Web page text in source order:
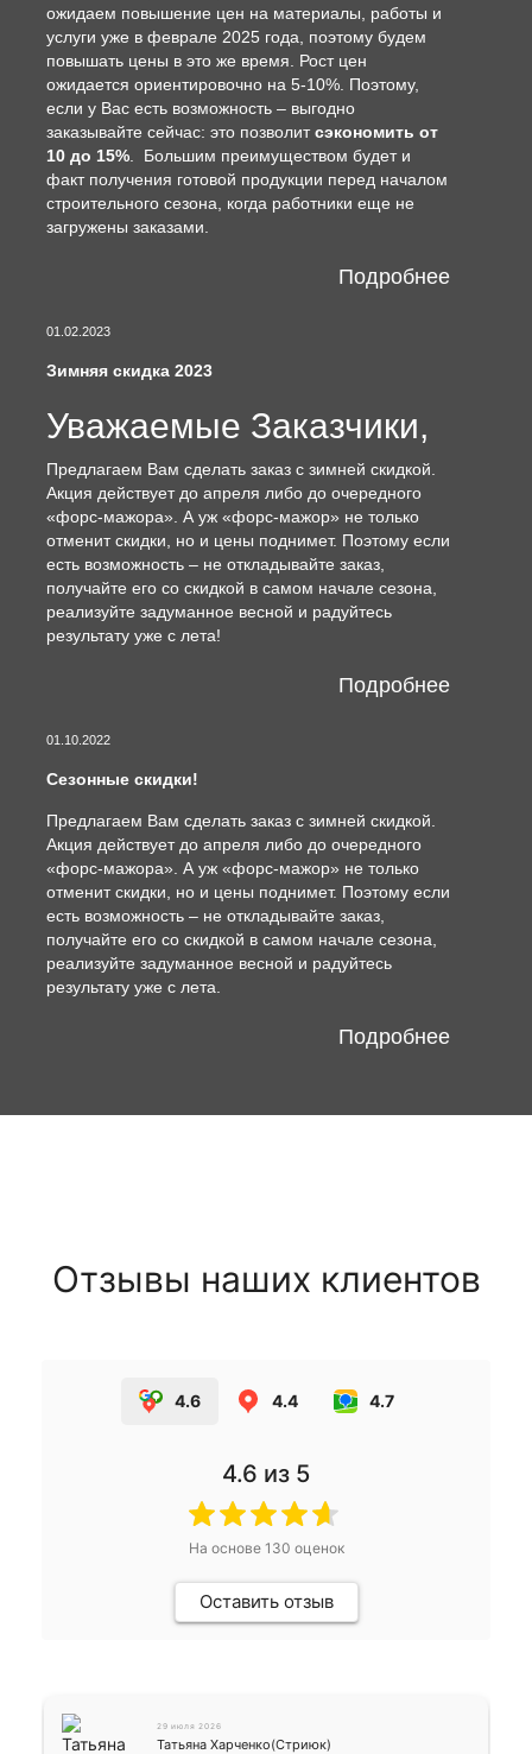
ожидаем повышение цен на материалы, работы и
услуги уже в феврале 2025 года, поэтому будем
повышать цены в это же время. Рост цен
ожидается ориентировочно на 5-10%. Поэтому,
если у Вас есть возможность – выгодно
заказывайте сейчас: это позволитсэкономить от
10 до 15% . Большим преимуществом будет и
факт получения готовой продукции перед началом
строительного сезона, когда работники еще не
загружены заказами.
Подробнее
01.02.2023
Зимняя скидка 2023
Уважаемые Заказчики,
Предлагаем Вам сделать заказ с зимней скидкой.
Акция действует до апреля либо до очередного
«форс-мажора». А уж «форс-мажор» не только
отменит скидки, но и цены поднимет. Поэтому если
есть возможность – не откладывайте заказ,
получайте его со скидкой в самом начале сезона,
реализуйте задуманное весной и радуйтесь
результату уже с лета!
Подробнее
01.10.2022
Сезонные скидки!
Предлагаем Вам сделать заказ с зимней скидкой.
Акция действует до апреля либо до очередного
«форс-мажора». А уж «форс-мажор» не только
отменит скидки, но и цены поднимет. Поэтому если
есть возможность – не откладывайте заказ,
получайте его со скидкой в самом начале сезона,
реализуйте задуманное весной и радуйтесь
результату уже с лета.
Подробнее
Отзывы наших клиентов
4.6 4.4 4.7
4.6 из 5
На основе 130 оценок
Оставить отзыв
29 июля 2026
Татьяна Харченко(Стриюк)